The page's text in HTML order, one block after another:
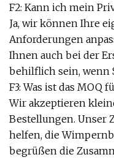
F2: Kann ich mein
Ja, wir können Ihre
Anforderungen
Ihnen auch bei der
behilflich sein, wenn
F3: Was ist das MOQ
Wir akzeptieren
Bestellungen. Unser
helfen, die
begrüßen die